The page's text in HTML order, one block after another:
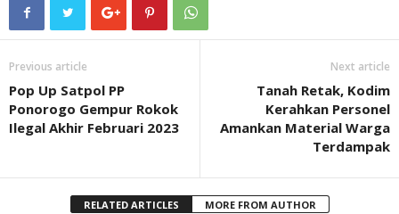
Previous article
Pop Up Satpol PP
Ponorogo Gempur Rokok
Ilegal Akhir Februari 2023
Next article
Tanah Retak, Kodim
Kerahkan Personel
Amankan Material Warga
Terdampak
RELATED ARTICLES MORE FROM AUTHOR